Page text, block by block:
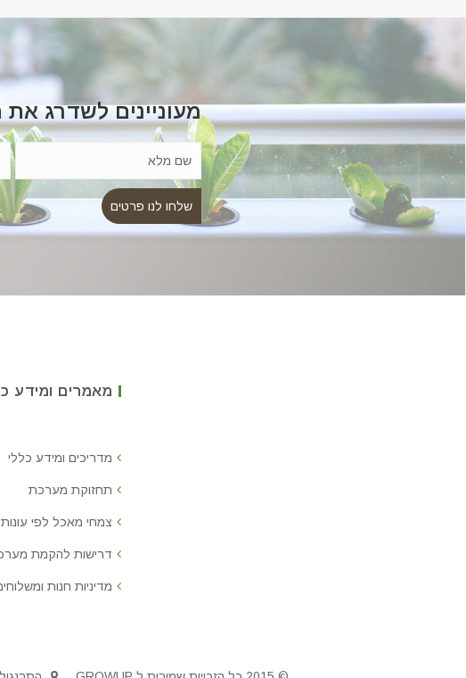
מעוניינים לשדרג
מאמרים ומידע
מדריכים ומידע כללי
תחזוקת מערכת
צמחי מאכל לפי עונות
דרישות להקמת
מדיניות חנות